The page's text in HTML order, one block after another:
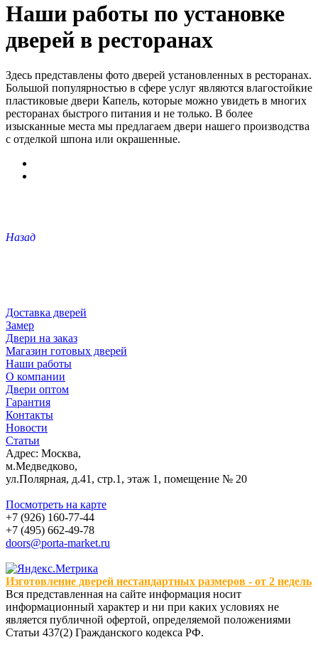
Наши работы по установке
дверей в ресторанах
Здесь представлены фото дверей установленных в ресторанах.
Большой популярностью в сфере услуг являются влагостойкие
пластиковые двери Капель, которые можно увидеть в многих
ресторанах быстрого питания и не только. В более
изысканные места мы предлагаем двери нашего производства
с отделкой шпона или окрашенные.
Назад
Доставка дверей
Замер
Двери на заказ
Магазин готовых дверей
Наши работы
О компании
Двери оптом
Гарантия
Контакты
Новости
Статьи
Адрес: Москва,
м.Медведково,
ул.Полярная, д.41, стр.1, этаж 1, помещение № 20
Посмотреть на карте
+7 (926) 160-77-44
+7 (495) 662-49-78
doors@porta-market.ru
Изготовление дверей нестандартных размеров - от 2 недель
Вся представленная на сайте информация носит
информационный характер и ни при каких условиях не
является публичной офертой, определяемой положениями
Статьи 437(2) Гражданского кодекса РФ.